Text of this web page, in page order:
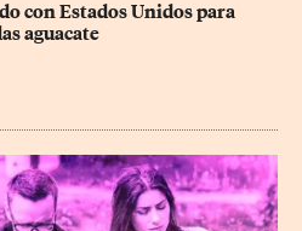
con Estados Unidos para
aguacate